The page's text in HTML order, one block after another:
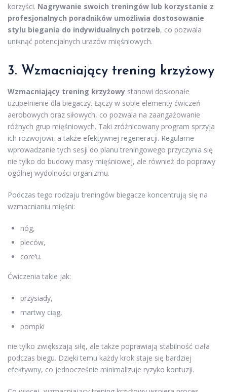
korzyści. Nagrywanie swoich treningów lub korzystanie z
profesjonalnych poradników umożliwia dostosowanie
stylu biegania do indywidualnych potrzeb, co pozwala
uniknąć potencjalnych urazów mięśniowych.
3. Wzmacniający trening krzyżowy
Wzmacniający trening krzyżowy stanowi doskonałe
uzupełnienie dla biegaczy. Łączy w sobie elementy ćwiczeń
aerobowych oraz siłowych, co pozwala na zaangażowanie
różnych grup mięśniowych. Taki zróżnicowany program sprzyja
ich rozwojowi, a także efektywnej regeneracji. Regularne
wprowadzanie tych sesji do planu treningowego przyczynia się
nie tylko do budowy masy mięśniowej, ale również do poprawy
ogólnej wydolności organizmu.
Podczas tego rodzaju treningów biegacze koncentrują się na
wzmacnianiu mięśni:
nóg,
pleców,
core’u.
Ćwiczenia takie jak:
przysiady,
martwy ciąg,
pompki
nie tylko zwiększają siłę, ale także poprawiają stabilność ciała
podczas biegu. Dzięki temu każdy krok staje się bardziej
efektywny, co jednocześnie minimalizuje ryzyko kontuzji.